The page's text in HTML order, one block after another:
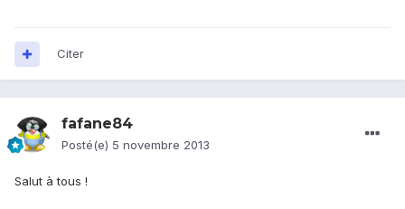
Citer
fafane84
Posté(e) 5 novembre 2013
Salut à tous !